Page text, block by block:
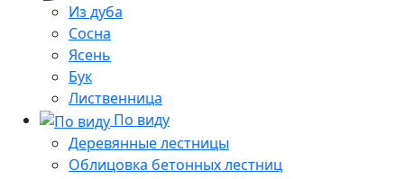
Из дуба
Сосна
Ясень
Бук
Лиственница
По виду
Деревянные лестницы
Облицовка бетонных лестниц